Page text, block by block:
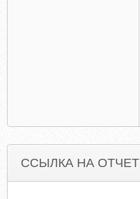
ССЫЛКА НА ОТЧЕТ